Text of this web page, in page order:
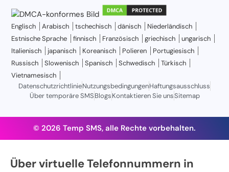
Englisch Arabisch tschechisch dänisch
Niederländisch
Estnische Sprache
finnisch Französisch griechisch
ungarisch
Italienisch
japanisch Koreanisch Polieren
Portugiesisch
Russisch
Slowenisch Spanisch Schwedisch
Türkisch
Vietnamesisch
DatenschutzrichtlinieNutzungsbedingungenHaftungsausschluss
Über temporäre SMSBlogsKontaktieren Sie unsSitemap
© 2026 Temp SMS, alle Rechte vorbehalten.
Über virtuelle Telefonnummern in